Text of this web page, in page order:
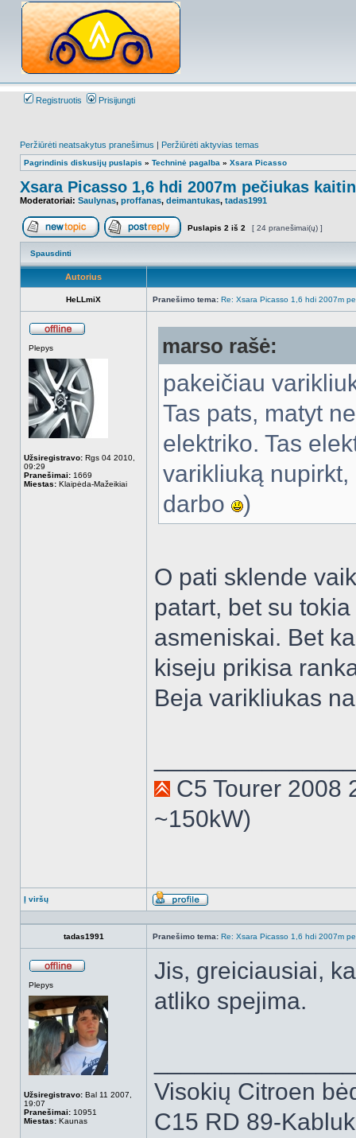
Registruotis Prisijungti
Peržiūrėti neatsakytus pranešimus | Peržiūrėti aktyvias temas
Pagrindinis diskusijų puslapis » Techninė pagalba » Xsara Picasso
Xsara Picasso 1,6 hdi 2007m pečiukas
Moderatoriai: Saulynas, proffanas, deimantukas, tadas1991
Naujos temos kūrimasAtsakyti į temą
Puslapis 2 iš 2 [ 24 pranešimai(ų) ]
Spausdinti
Autorius
HeLLmiX Pranešimo tema: Re: Xsara Picasso 1,6 hdi 2007m
Plepys
Užsiregistravo: Rgs 04 2010,
09:29
Pranešimai: 1669
Miestas: Klaipėda-Mažeikiai
marso rašė:
pakeičiau
Tas pats, matyt
elektriko. Tas
varikliuką
darbo
)
O pati sklende
patart, bet su
asmeniskai. Bet
kiseju prikisa
Beja varikliukas
C5 Tourer 2008
~150kW)
Į viršų
Aprašymas
tadas1991 Pranešimo tema: Re: Xsara Picasso 1,6 hdi 2007m
Plepys
Užsiregistravo: Bal 11 2007,
19:07
Pranešimai: 10951
Miestas: Kaunas
Jis, greiciausiai,
atliko spejima.
Visokių Citroen
C15 RD 89-